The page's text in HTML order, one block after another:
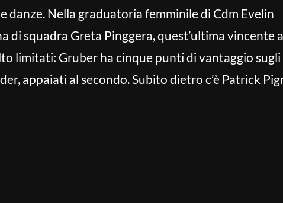
danze. Nella graduatoria femminile di Cdm Evelin
di squadra Greta Pinggera, quest’ultima vincente
limitati: Gruber ha cinque punti di vantaggio sugli
appaiati al secondo. Subito dietro c’è Patrick